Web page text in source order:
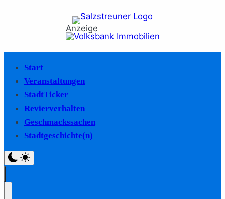
Anzeige
Start
Veranstaltungen
StadtTicker
Revierverhalten
Geschmackssachen
Stadtgeschichte(n)